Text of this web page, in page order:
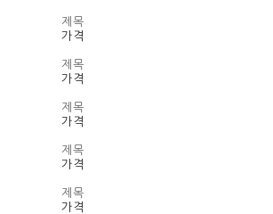
제목
가격
제목
가격
제목
가격
제목
가격
제목
가격